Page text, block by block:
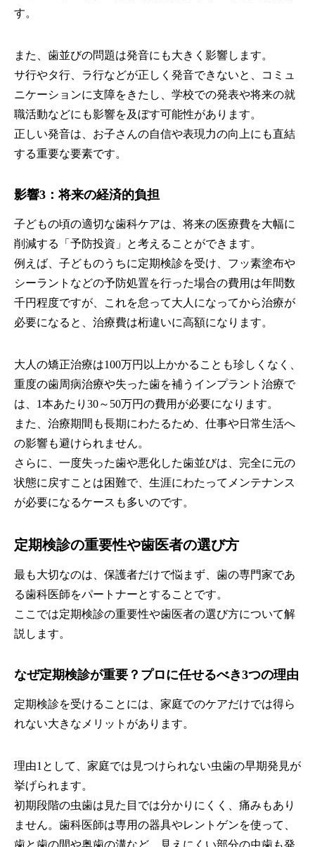
す。
また、歯並びの問題は発音にも大きく影響します。
サ行やタ行、ラ行などが正しく発音できないと、コミュ
ニケーションに支障をきたし、学校での発表や将来の就
職活動などにも影響を及ぼす可能性があります。
正しい発音は、お子さんの自信や表現力の向上にも直結
する重要な要素です。
影響3：将来の経済的負担
子どもの頃の適切な歯科ケアは、将来の医療費を大幅に
削減する「予防投資」と考えることができます。
例えば、子どものうちに定期検診を受け、フッ素塗布や
シーラントなどの予防処置を行った場合の費用は年間数
千円程度ですが、これを怠って大人になってから治療が
必要になると、治療費は桁違いに高額になります。
大人の矯正治療は100万円以上かかることも珍しくなく、
重度の歯周病治療や失った歯を補うインプラント治療で
は、1本あたり30～50万円の費用が必要になります。
また、治療期間も長期にわたるため、仕事や日常生活へ
の影響も避けられません。
さらに、一度失った歯や悪化した歯並びは、完全に元の
状態に戻すことは困難で、生涯にわたってメンテナンス
が必要になるケースも多いのです。
定期検診の重要性や歯医者の選び方
最も大切なのは、保護者だけで悩まず、歯の専門家であ
る歯科医師をパートナーとすることです。
ここでは定期検診の重要性や歯医者の選び方について解
説します。
なぜ定期検診が重要？プロに任せるべき3つの理由
定期検診を受けることには、家庭でのケアだけでは得ら
れない大きなメリットがあります。
理由1として、家庭では見つけられない虫歯の早期発見が
挙げられます。
初期段階の虫歯は見た目では分かりにくく、痛みもあり
ません。歯科医師は専用の器具やレントゲンを使って、
歯と歯の間や奥歯の溝など、見えにくい部分の虫歯も発